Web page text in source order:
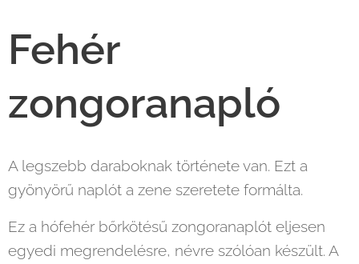
Fehér
zongoranapló
A legszebb daraboknak története van. Ezt a
gyönyörű naplót a zene szeretete formálta.
Ez a hófehér bőrkötésű zongoranaplót eljesen
egyedi megrendelésre, névre szólóan készült. A